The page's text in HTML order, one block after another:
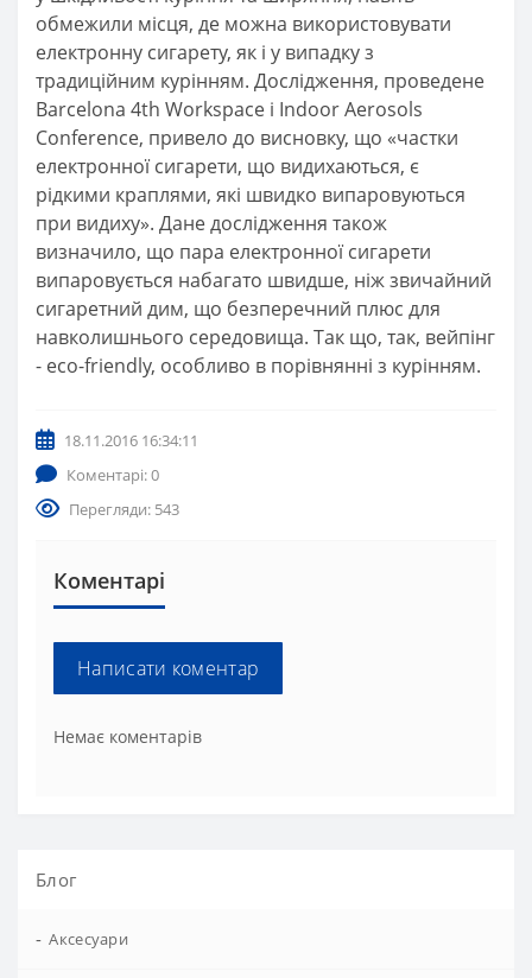
обмежили місця, де можна використовувати
електронну сигарету, як і у випадку з
традиційним курінням. Дослідження, проведене
Barcelona 4th Workspace і Indoor Aerosols
Conference, привело до висновку, що «частки
електронної сигарети, що видихаються, є
рідкими краплями, які швидко випаровуються
при видиху». Дане дослідження також
визначило, що пара електронної сигарети
випаровується набагато швидше, ніж звичайний
сигаретний дим, що безперечний плюс для
навколишнього середовища. Так що, так, вейпінг
- eco-friendly, особливо в порівнянні з курінням.
18.11.2016 16:34:11
Коментарі: 0
Перегляди: 543
Коментарі
Написати коментар
Немає коментарів
Блог
- Аксесуари